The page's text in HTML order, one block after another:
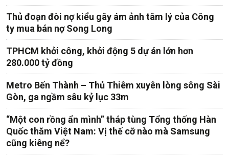
Thủ đoạn đòi nợ kiểu gây ám ảnh tâm lý của Công
ty mua bán nợ Song Long
TPHCM khởi công, khởi động 5 dự án lớn hơn
280.000 tỷ đồng
Metro Bến Thành – Thủ Thiêm xuyên lòng sông Sài
Gòn, ga ngầm sâu kỷ lục 33m
“Một con rồng ẩn mình” tháp tùng Tổng thống Hàn
Quốc thăm Việt Nam: Vị thế cỡ nào mà Samsung
cũng kiêng nể?